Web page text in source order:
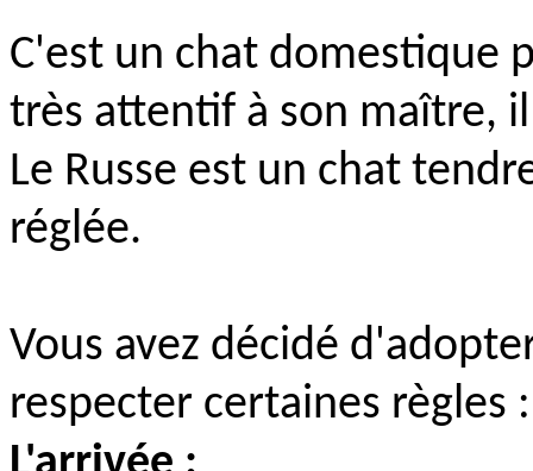
C'est un chat domestique
très attentif à son maître,
Le Russe est un chat
réglée.
Vous avez décidé
respecter certaines règles :